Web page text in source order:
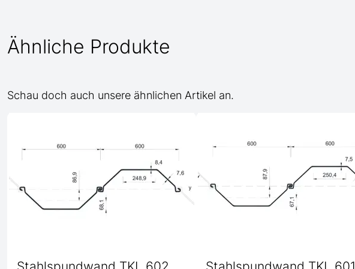
Ähnliche Produkte
Schau doch auch unsere ähnlichen Artikel an.